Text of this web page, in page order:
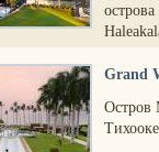
Grand
Остров